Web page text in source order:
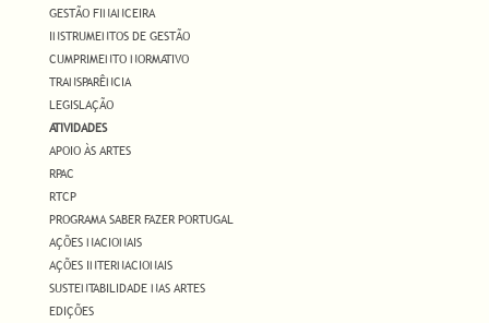
GESTÃO FINANCEIRA
INSTRUMENTOS DE GESTÃO
CUMPRIMENTO NORMATIVO
TRANSPARÊNCIA
LEGISLAÇÃO
ATIVIDADES
APOIO ÀS ARTES
RPAC
RTCP
PROGRAMA SABER FAZER PORTUGAL
AÇÕES NACIONAIS
AÇÕES INTERNACIONAIS
SUSTENTABILIDADE NAS ARTES
EDIÇÕES